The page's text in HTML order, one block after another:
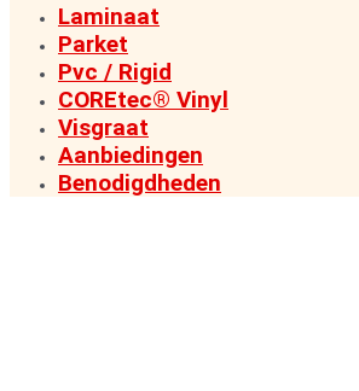
Laminaat
Parket
Pvc / Rigid
COREtec® Vinyl
Visgraat
Aanbiedingen
Benodigdheden